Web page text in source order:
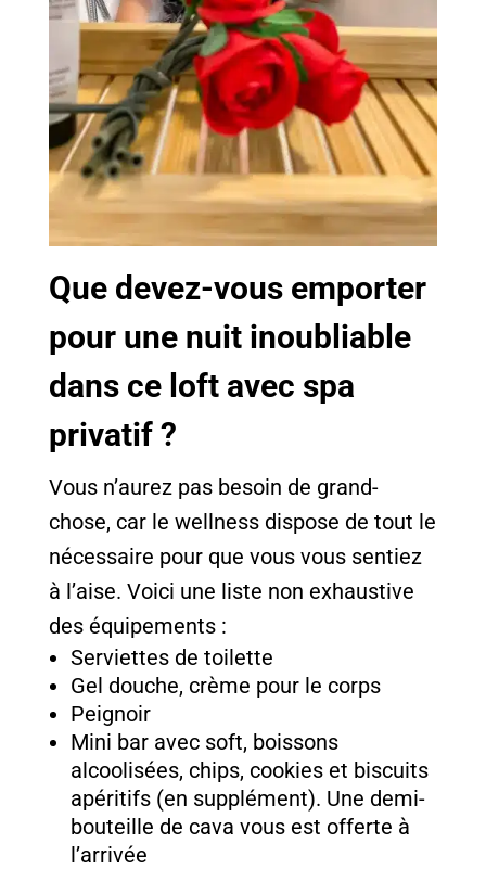
Que devez-vous emporter
pour une nuit inoubliable
dans ce loft avec spa
privatif ?
Vous n’aurez pas besoin de grand-
chose, car le wellness dispose de tout le
nécessaire pour que vous vous sentiez
à l’aise. Voici une liste non exhaustive
des équipements :
Serviettes de toilette
Gel douche, crème pour le corps
Peignoir
Mini bar avec soft, boissons
alcoolisées, chips, cookies et biscuits
apéritifs (en supplément). Une demi-
bouteille de cava vous est offerte à
l’arrivée